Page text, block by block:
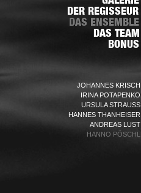
JOHANNES KRISCH
IRINA POTAPENKO
URSULA STRAUSS
HANNES THANHEISER
ANDREAS LUST
HANNO PÖSCHL